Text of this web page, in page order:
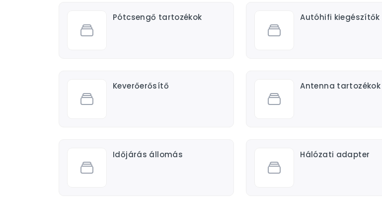
Pótcsengő tartozékok Autóhifi kiegészítők
Keverőerősítő Antenna tartozékok
Időjárás állomás Hálózati adapter